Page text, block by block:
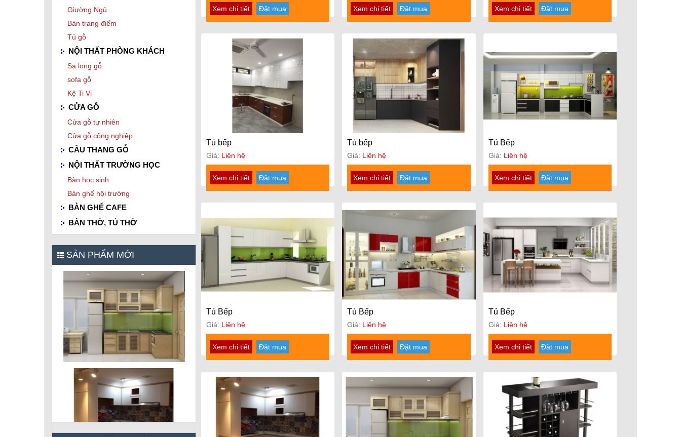
Giường Ngủ
Bàn trang điểm
Tủ gỗ
NỘI THẤT PHÒNG KHÁCH
Sa long gỗ
sofa gỗ
Kệ Ti Vi
CỬA GỖ
Cửa gỗ tự nhiên
Cửa gỗ công nghiệp
CẦU THANG GỖ
NỘI THẤT TRƯỜNG HỌC
Bàn học sinh
Bàn ghế hội trường
BÀN GHẾ CAFE
BÀN THỜ, TỦ THỜ
SẢN PHẨM MỚI
Xem chi tiết Đặt mua Xem chi tiết Đặt mua Xem chi tiết Đặt mua
Tủ bếp
Giá: Liên hệ
Xem chi tiết Đặt mua
Tủ bếp
Giá: Liên hệ
Xem chi tiết Đặt mua
Tủ Bếp
Giá: Liên hệ
Xem chi tiết Đặt mua
Tủ Bếp
Giá: Liên hệ
Xem chi tiết Đặt mua
Tủ Bếp
Giá: Liên hệ
Xem chi tiết Đặt mua
Tủ Bếp
Giá: Liên hệ
Xem chi tiết Đặt mua